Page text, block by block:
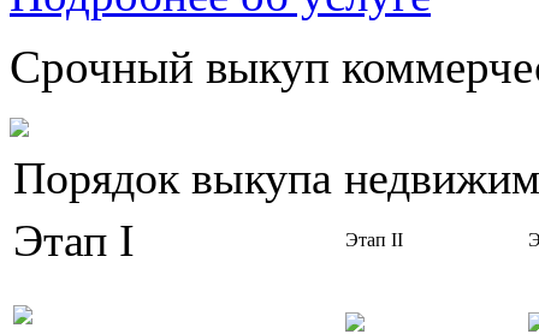
Срочный выкуп
Порядок выкупа
Этап I
Этап II